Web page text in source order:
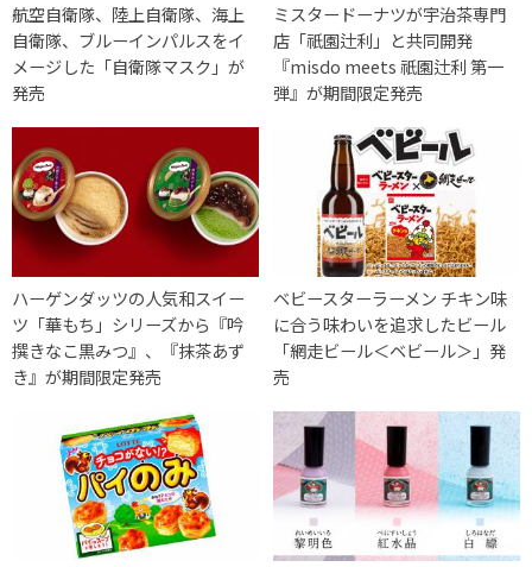
航空自衛隊、陸上自衛隊、海上
自衛隊、ブルーインパルスをイ
メージした「自衛隊マスク」が
発売
ミスタードーナツが宇治茶専門
店「祇園辻利」と共同開発
『misdo meets 祇園辻利 第一
弾』が期間限定発売
ハーゲンダッツの人気和スイー
ツ「華もち」シリーズから『吟
撰きなこ黒みつ』、『抹茶あず
き』が期間限定発売
ベビースターラーメン チキン味
に合う味わいを追求したビール
「網走ビール＜ベビール＞」発
売